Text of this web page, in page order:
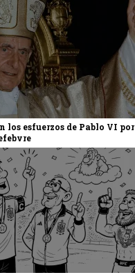
los esfuerzos de Pablo VI por